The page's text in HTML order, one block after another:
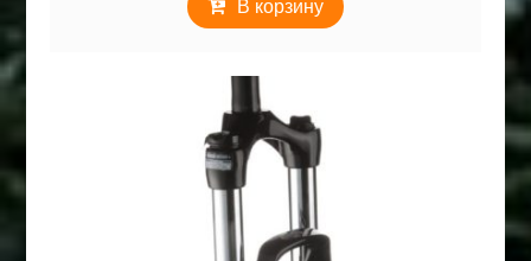
В корзину